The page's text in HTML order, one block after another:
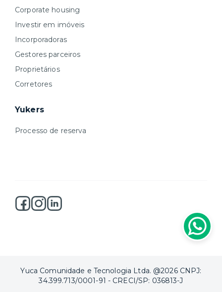
Corporate housing
Investir em imóveis
Incorporadoras
Gestores parceiros
Proprietários
Corretores
Yukers
Processo de reserva
Yuca Comunidade e Tecnologia Ltda. @2026 CNPJ:
34.399.713/0001-91 - CRECI/SP: 036813-J